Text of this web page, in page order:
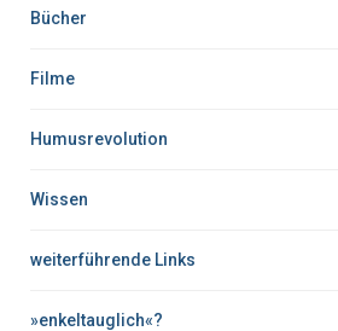
Bücher
Filme
Humusrevolution
Wissen
weiterführende Links
»enkeltauglich«?